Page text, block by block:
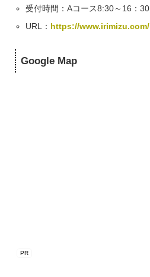
受付時間：Aコース8:30～16：
URL： https://
Google Map